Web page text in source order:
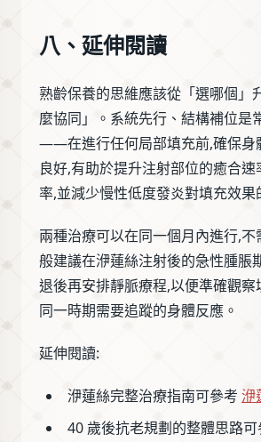
八、延伸閱讀
熟齡保養的思維應該從「選哪個」
麼協同」。系統先行、結構補位是
——在進行任何局部填充前,確保身
良好,有助於提升注射部位的癒合
率,並減少慢性低度發炎對填充效果
兩種治療可以在同一個月內進行,
般建議在洢蓮絲注射後的急性腫脹
退後再安排靜脈療程,以便準確觀察
同一時期需要追蹤的身體反應。
延伸閱讀:
洢蓮絲完整治療指南可參考 洢
40 歲後抗老規劃的整體思路可